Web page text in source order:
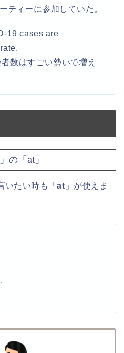
ティーに参加していた。
19 cases are
数はすごい勢いで増え
の「at」
いたい時も「at 」が使えま